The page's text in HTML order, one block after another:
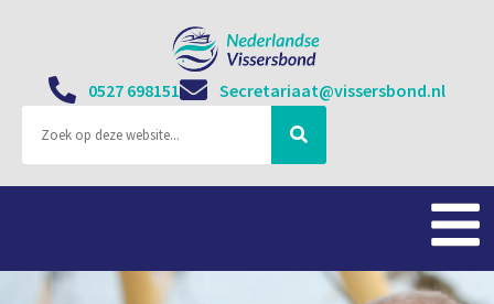
0527 698151 Secretariaat@vissersbond.nl